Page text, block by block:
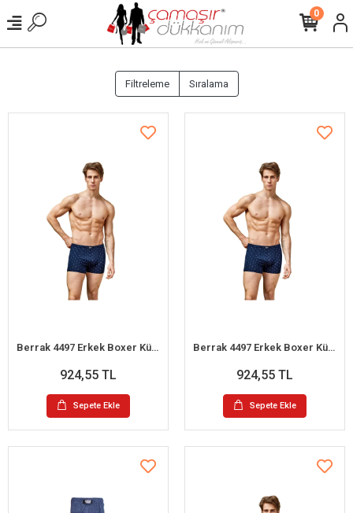
0
Filtreleme Sıralama
Berrak 4497 Erkek Boxer Külot 6lı Paket Karışık Renk - M
924,55 TL
Sepete Ekle
Berrak 4497 Erkek Boxer Külot 6lı Paket Karışık Renk - L
924,55 TL
Sepete Ekle